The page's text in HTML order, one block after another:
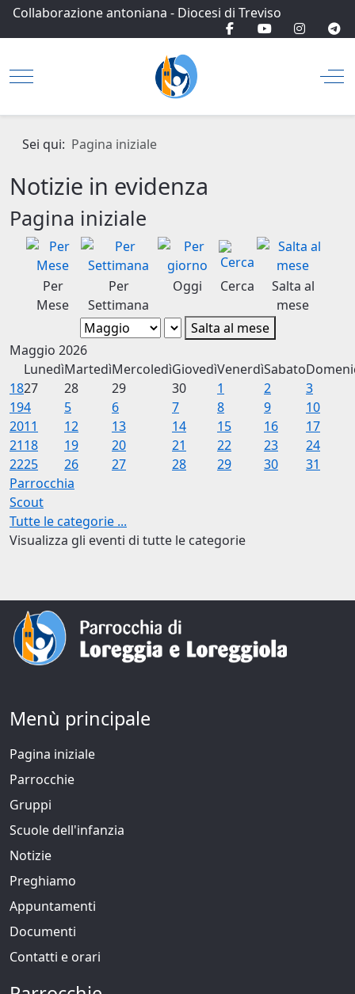
Collaborazione antoniana - Diocesi di Treviso
Mobile Menu Toggle
Sei qui: Pagina iniziale
Notizie in evidenza
Pagina iniziale
Per
Mese
Per
Settimana
Oggi Cerca
Salta al
mese
Salta al mese
Maggio 2026
LunedìMartedìMercoledìGiovedìVenerdìSabato
1827 28 29 30 1 2
3
194 5 6 7 8 9
10
2011 12 13 14 15 16
17
2118 19 20 21 22 23
24
2225 26 27 28 29 30
31
Parrocchia
Scout
Tutte le categorie ...
Visualizza gli eventi di tutte le categorie
Menù principale
Pagina iniziale
Parrocchie
Gruppi
Scuole dell'infanzia
Notizie
Preghiamo
Appuntamenti
Documenti
Contatti e orari